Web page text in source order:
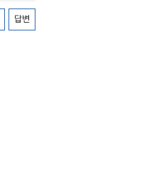
답변